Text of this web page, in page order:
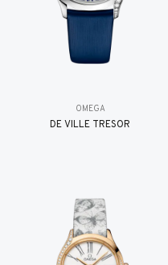
OMEGA
DE VILLE TRESOR